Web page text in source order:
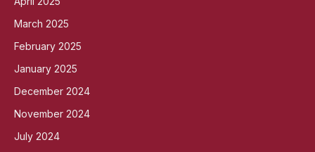
March 2025
February 2025
January 2025
December 2024
November 2024
July 2024